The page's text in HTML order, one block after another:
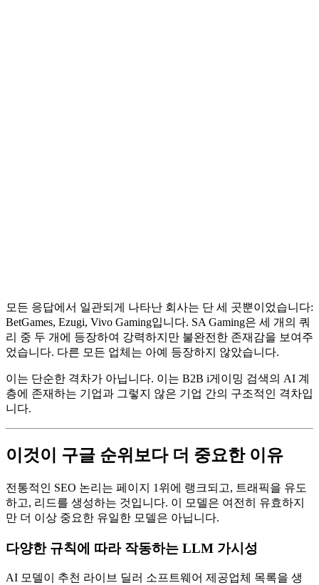
모든 응답에서 일관되게 나타난 회사는 단 세 곳뿐이었습니다:
BetGames, Ezugi, Vivo Gaming입니다. SA Gaming은 세 개의 쿼
리 중 두 개에 등장하여 강력하지만 불완전한 존재감을 보여주
었습니다. 다른 모든 업체는 아예 등장하지 않았습니다.
이는 단순한 격차가 아닙니다. 이는 B2B i게이밍 검색의 AI 계
층에 존재하는 기업과 그렇지 않은 기업 간의 구조적인 격차입
니다.
이것이 구글 순위보다 더 중요한 이유
전통적인 SEO 논리는 페이지 1위에 랭크되고, 트래픽을 유도
하고, 리드를 생성하는 것입니다. 이 모델은 여전히 유효하지
만 더 이상 중요한 유일한 모델은 아닙니다.
다양한 규칙에 따라 작동하는 LLM 가시성
AI 모델이 추천 라이브 딜러 소프트웨어 제공업체 목록을 생